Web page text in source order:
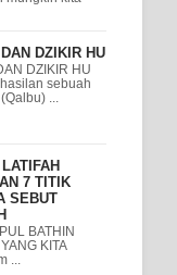
DZIKIR HU
DZIKIR HU
sebuah
...
7 TITIK
SEBUT
BATHIN
KITA
...